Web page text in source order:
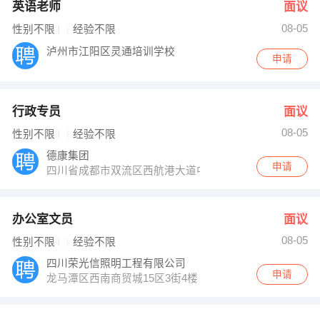
英语老师 面议
性别不限 经验不限
08-05
泸州市江阳区灵通培训学校
申请
行政专员 面议
性别不限 经验不限
08-05
德康集团
四川省成都市双流区西航港大道中四段615号
申请
办公室文员 面议
性别不限 经验不限
08-05
四川荣光信照明工程有限公司
龙马潭区西南商贸城15区3街4楼（荣光信照明）申请